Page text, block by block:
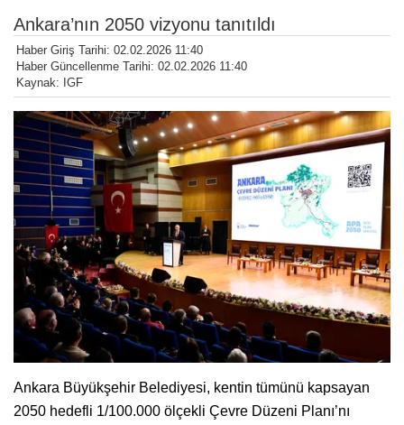
Ankara’nın 2050 vizyonu tanıtıldı
Haber Giriş Tarihi: 02.02.2026 11:40
Haber Güncellenme Tarihi: 02.02.2026 11:40
Kaynak: IGF
Ankara Büyükşehir Belediyesi, kentin tümünü kapsayan
2050 hedefli 1/100.000 ölçekli Çevre Düzeni Planı’nı